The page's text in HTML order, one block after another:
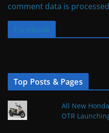
comment data is
Facebook
Top Posts & Pages
All New
OTR